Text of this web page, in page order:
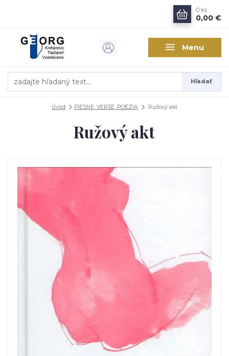
Menu
Hľadať
0 ks
0,00 €
Úvod PIESNE, VERŠE, POÉZIA Ružový akt
Ružový akt